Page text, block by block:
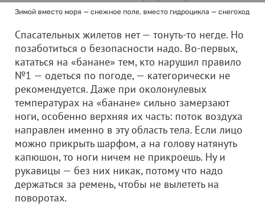
Зимой вместо моря — снежное поле, вместо гидроцикла — снегоход
Спасательных жилетов нет — тонуть-то негде. Но
позаботиться о безопасности надо. Во-первых,
кататься на «банане» тем, кто нарушил правило
№1 — одеться по погоде, — категорически не
рекомендуется. Даже при околонулевых
температурах на «банане» сильно замерзают
ноги, особенно верхняя их часть: поток воздуха
направлен именно в эту область тела. Если лицо
можно прикрыть шарфом, а на голову натянуть
капюшон, то ноги ничем не прикроешь. Ну и
рукавицы — без них никак, потому что надо
держаться за ремень, чтобы не вылететь на
поворотах.